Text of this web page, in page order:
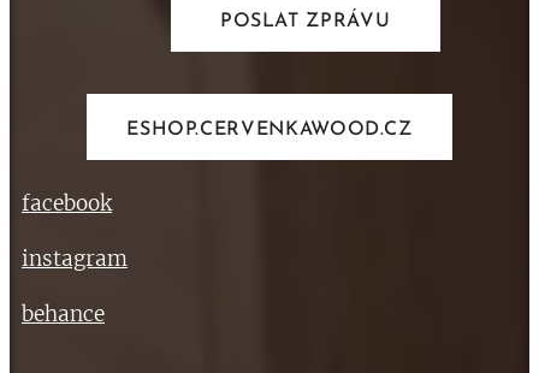
POSLAT ZPRÁVU
ESHOP.CERVENKAWOOD.CZ
facebook
instagram
behance